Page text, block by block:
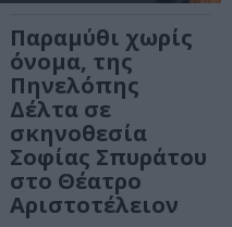
Παραμύθι χωρίς
όνομα, της
Πηνελόπης
Δέλτα σε
σκηνοθεσία
Σοφίας Σπυράτου
στο Θέατρο
Αριστοτέλειον